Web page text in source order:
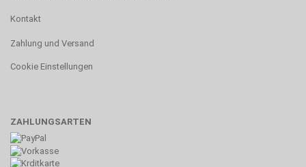
Kontakt
Zahlung und Versand
Cookie Einstellungen
ZAHLUNGSARTEN